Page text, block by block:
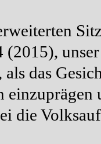
(2015),
als das
die